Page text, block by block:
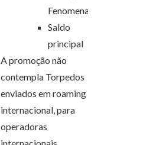
Fenomenal
Saldo
principal
A promoção não
contempla Torpedos
enviados em roaming
internacional, para
operadoras